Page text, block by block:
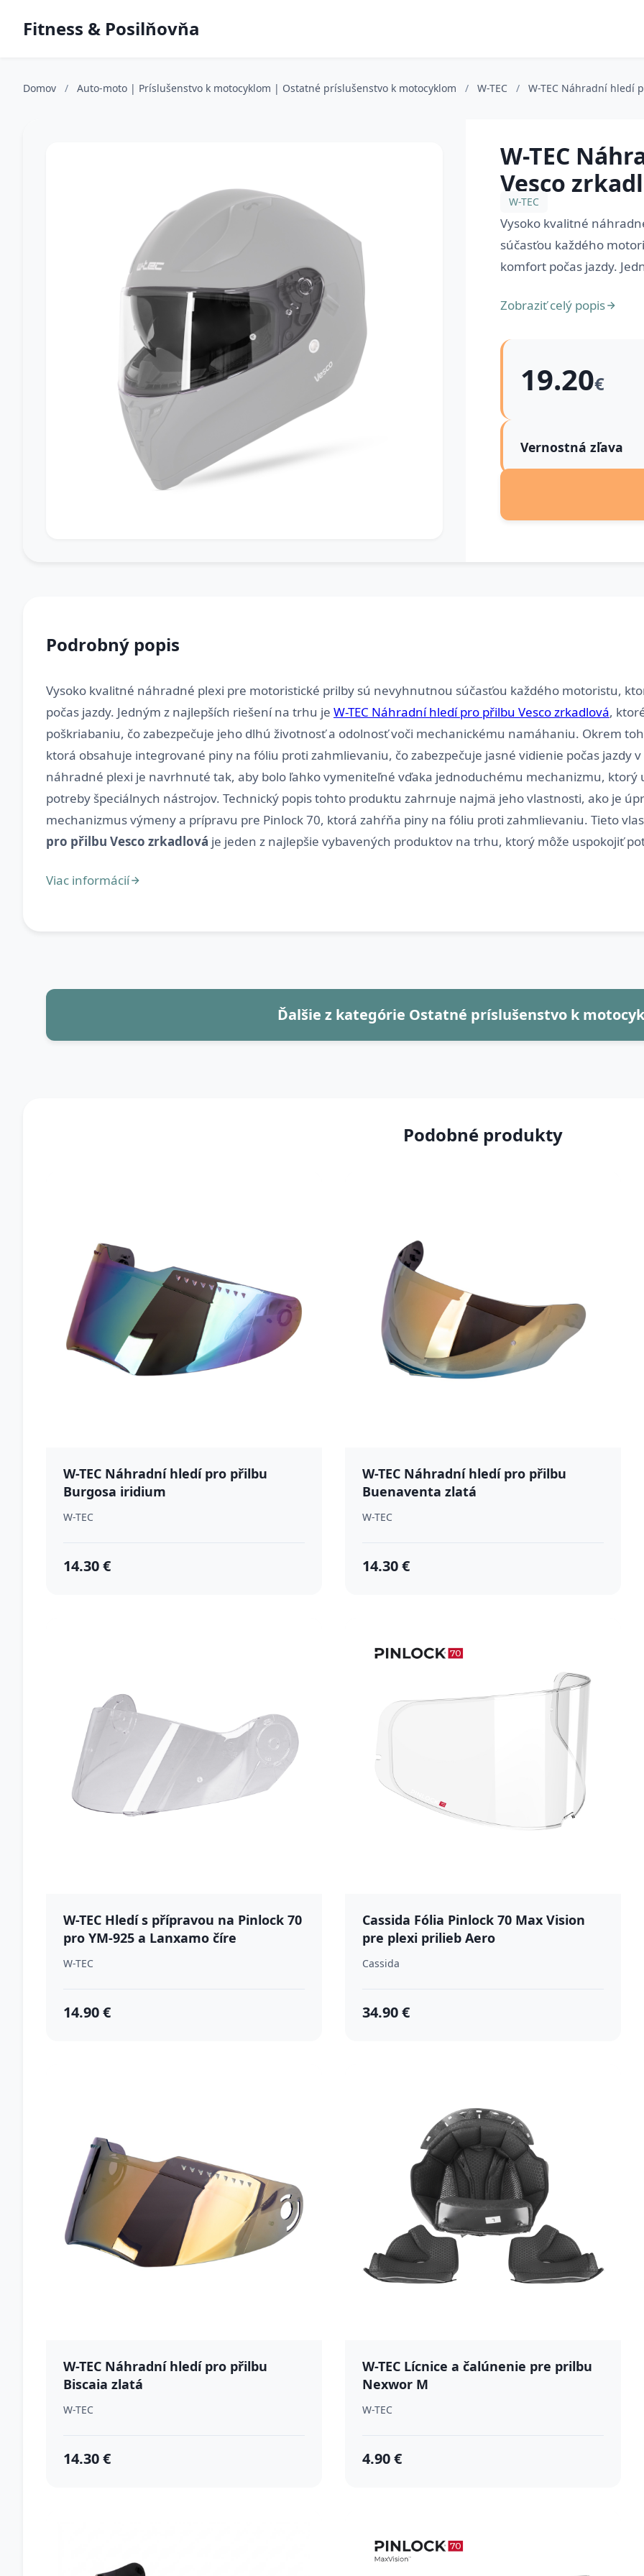
Fitness & Posilňovňa
Domov / Auto-moto | Príslušenstvo k motocyklom | Ostatné príslušenstvo k motocyklom / W-TEC / W-TEC Náhradní hledí
W-TEC
Vesco
W-TEC
Vysoko kvalitné
súčasťou každého
komfort počas jazdy.
Zobraziť celý popis
19.20€
Vernostná zľava
Podrobný popis
Vysoko kvalitné náhradné plexi pre motoristické prilby sú nevyhnutnou súčasťou každého motoristu,
počas jazdy. Jedným z najlepších riešení na trhu je W-TEC Náhradní hledí pro přilbu Vesco zrkadlová,
poškriabaniu, čo zabezpečuje jeho dlhú životnosť a odolnosť voči mechanickému namáhaniu. Okrem
ktorá obsahuje integrované piny na fóliu proti zahmlievaniu, čo zabezpečuje jasné vidienie počas jazdy
náhradné plexi je navrhnuté tak, aby bolo ľahko vymeniteľné vďaka jednoduchému mechanizmu,
potreby špeciálnych nástrojov. Technický popis tohto produktu zahrnuje najmä jeho vlastnosti, ako je
mechanizmus výmeny a prípravu pre Pinlock 70, ktorá zahŕňa piny na fóliu proti zahmlievaniu. Tieto
pro přilbu Vesco zrkadlová
Ďalšie z kategórie Ostatné príslušenstvo k
Podobné produkty
W-TEC Náhradní hledí pro přilbu
Burgosa iridium
W-TEC
14.30 €
W-TEC Náhradní hledí pro přilbu
Buenaventa zlatá
W-TEC
14.30 €
W-TEC Hledí s přípravou na Pinlock 70
pro YM-925 a Lanxamo číre
W-TEC
14.90 €
Cassida Fólia Pinlock 70 Max Vision
pre plexi prilieb Aero
Cassida
34.90 €
W-TEC Náhradní hledí pro přilbu
Biscaia zlatá
W-TEC
14.30 €
W-TEC Lícnice a čalúnenie pre prilbu
Nexwor M
W-TEC
4.90 €